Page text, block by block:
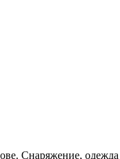
Снаряжение, одежда